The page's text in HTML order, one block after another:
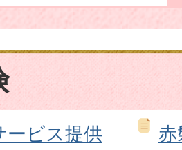
ービス提供
赤